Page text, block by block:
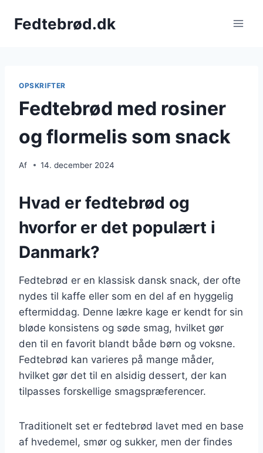
Fedtebrød.dk
OPSKRIFTER
Fedtebrød med rosiner
og flormelis som snack
Af 14. december 2024
Hvad er fedtebrød og
hvorfor er det populært i
Danmark?
Fedtebrød er en klassisk dansk snack, der ofte
nydes til kaffe eller som en del af en hyggelig
eftermiddag. Denne lækre kage er kendt for sin
bløde konsistens og søde smag, hvilket gør
den til en favorit blandt både børn og voksne.
Fedtebrød kan varieres på mange måder,
hvilket gør det til en alsidig dessert, der kan
tilpasses forskellige smagspræferencer.
Traditionelt set er fedtebrød lavet med en base
af hvedemel, smør og sukker, men der findes